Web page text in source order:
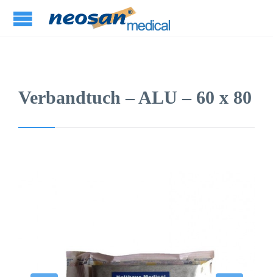
Verbandtuch – ALU – 60 x 80